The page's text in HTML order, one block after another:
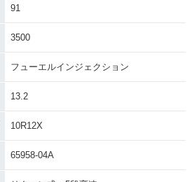
91
3500
フューエルインジェクション
13.2
10R12X
65958-04A